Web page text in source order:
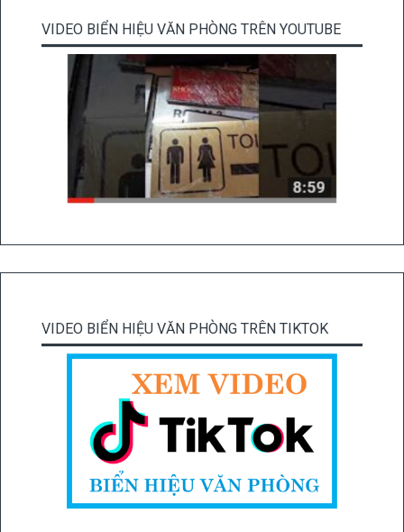
VIDEO BIỂN HIỆU VĂN PHÒNG TRÊN YOUTUBE
VIDEO BIỂN HIỆU VĂN PHÒNG TRÊN TIKTOK